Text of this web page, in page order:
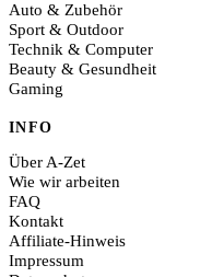
Auto & Zubehör
Sport & Outdoor
Technik & Computer
Beauty & Gesundheit
Gaming
INFO
Über A-Zet
Wie wir arbeiten
FAQ
Kontakt
Affiliate-Hinweis
Impressum